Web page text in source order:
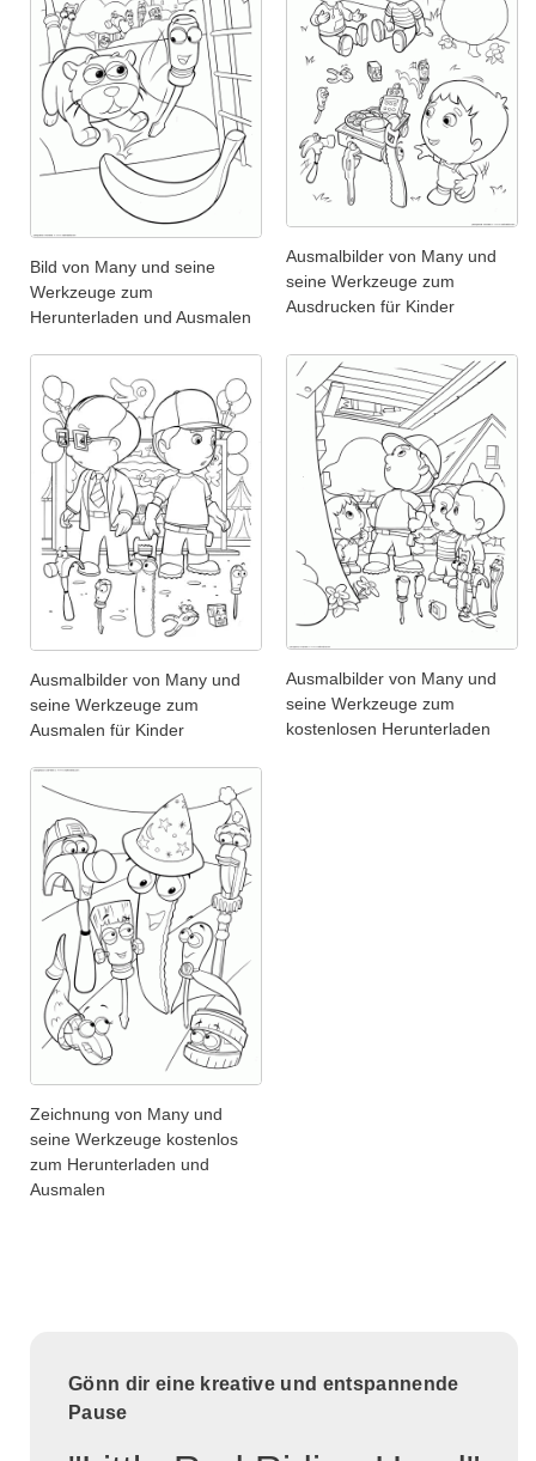
Bild von Many und seine
Werkzeuge zum
Herunterladen und Ausmalen
Ausmalbilder von Many und
seine Werkzeuge zum
Ausdrucken für Kinder
Ausmalbilder von Many und
seine Werkzeuge zum
Ausmalen für Kinder
Ausmalbilder von Many und
seine Werkzeuge zum
kostenlosen Herunterladen
Zeichnung von Many und
seine Werkzeuge kostenlos
zum Herunterladen und
Ausmalen
Gönn dir eine kreative und entspannende
Pause